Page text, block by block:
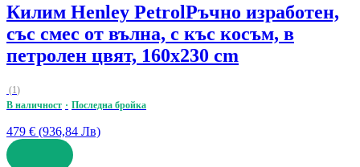
Килим Henley PetrolРъчно изработен,
със смес от вълна, с къс косъм, в
петролен цвят, 160x230 cm
(1)
В наличност
Последна бройка
479 € (936,84 Лв)